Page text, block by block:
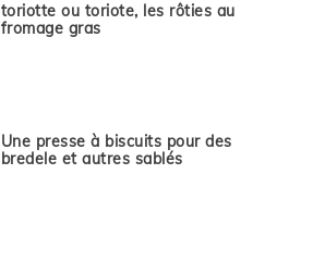
toriotte ou toriote, les rôties au
fromage gras
Une presse à biscuits pour des
bredele et autres sablés